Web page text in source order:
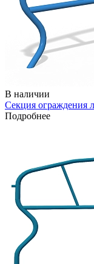
В наличии
Секция ограждения
Подробнее